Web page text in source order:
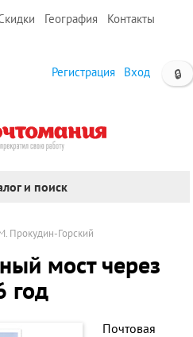
География
Контакты
🔒
Регистрация Вход
и поиск
Прокудин-Горский
мост через
год
Почтовая